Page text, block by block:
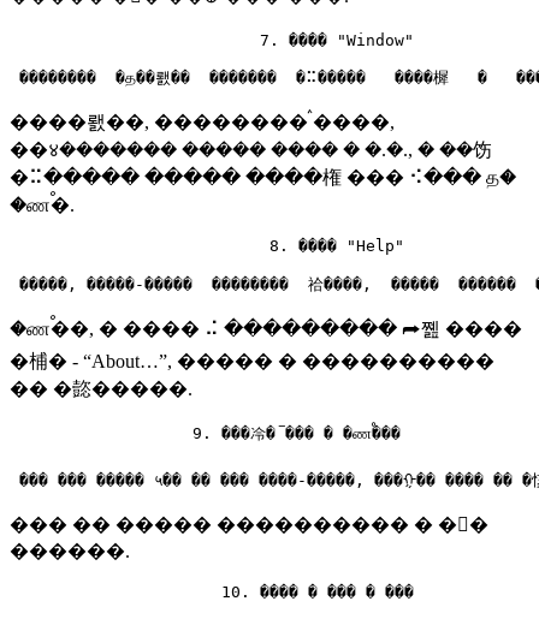
                          7. ���� "Window"
����뢠��, �������� ࠧ����,
��४������� ����� ���� � �.�., � ��饬
�⠭����� ����� ����権 ��� ⠪��� த�
�ணࠬ�.
                           8. ���� "Help"
�ணࠬ��, � ���� ⠬ ��������� ⮫쪮 ����
�㭪� - “About…”, ����� � ����������
�� �㦤�����.
                   9. ���冷� ࠡ��� � �ணࠬ���
��� �� ����� ���������� � ��
������.
                      10. ���� � ��� � ���